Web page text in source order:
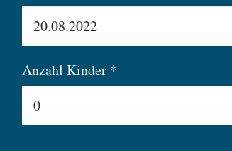
Anzahl Kinder *